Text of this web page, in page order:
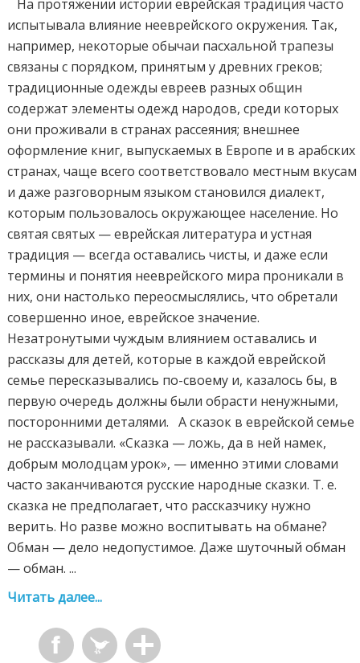
На протяжении истории еврейская традиция часто
испытывала влияние нееврейского окружения. Так,
например, некоторые обычаи пасхальной трапезы
связаны с порядком, принятым у древних греков;
традиционные одежды евреев разных общин
содержат элементы одежд народов, среди которых
они проживали в странах рассеяния; внешнее
оформление книг, выпускаемых в Европе и в арабских
странах, чаще всего соответствовало местным вкусам
и даже разговорным языком становился диалект,
которым пользовалось окружающее население. Но
святая святых — еврейская литература и устная
традиция — всегда оставались чисты, и даже если
термины и понятия нееврейского мира проникали в
них, они настолько переосмыслялись, что обретали
совершенно иное, еврейское значение.
Незатронутыми чуждым влиянием оставались и
рассказы для детей, которые в каждой еврейской
семье пересказывались по-своему и, казалось бы, в
первую очередь должны были обрасти ненужными,
посторонними деталями. А сказок в еврейской семье
не рассказывали. «Сказка — ложь, да в ней намек,
добрым молодцам урок», — именно этими словами
часто заканчиваются русские народные сказки. Т. е.
сказка не предполагает, что рассказчику нужно
верить. Но разве можно воспитывать на обмане?
Обман — дело недопустимое. Даже шуточный обман
— обман. ...
Читать далее...